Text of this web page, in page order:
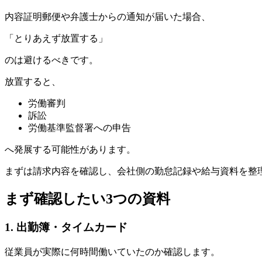
内容証明郵便や弁護士からの通知が届いた場合、
「とりあえず放置する」
のは避けるべきです。
放置すると、
労働審判
訴訟
労働基準監督署への申告
へ発展する可能性があります。
まずは請求内容を確認し、会社側の勤怠記録や給与資料を整
まず確認したい3つの資料
1. 出勤簿・タイムカード
従業員が実際に何時間働いていたのか確認します。